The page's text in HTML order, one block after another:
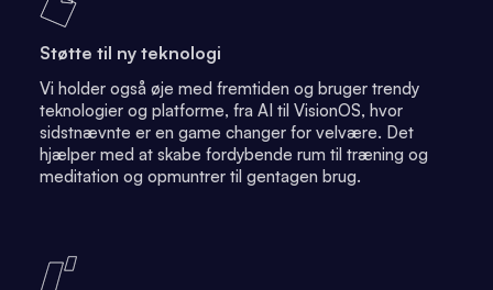
Støtte til ny teknologi
Vi holder også øje med fremtiden og bruger trendy
teknologier og platforme, fra AI til VisionOS, hvor
sidstnævnte er en game changer for velvære. Det
hjælper med at skabe fordybende rum til træning og
meditation og opmuntrer til gentagen brug.